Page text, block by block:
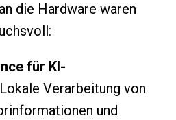
die Hardware waren
für KI-
Lokale Verarbeitung von
und